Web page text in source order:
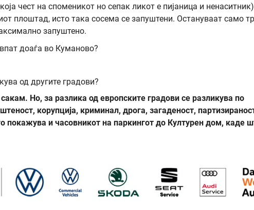
чест на споменикот но сепак ликот е пијаница и
плоштад, исто така сосема се запуштени. Остануваат само
запуштено.
доаѓа во Куманово?
од другите градови?
Но, за разлика од европските градови се разликува по
корупција, криминал, дрога, загаденост,
покажува и часовникот на паркингот до Културен дом, каде